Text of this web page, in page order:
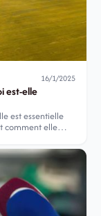
16/1/2025
est-elle
est essentielle
comment elle